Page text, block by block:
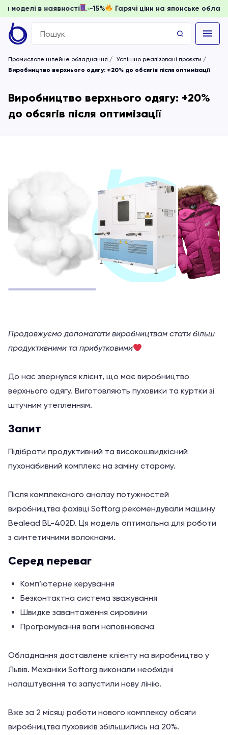
доки моделі в наявності -15% Гарячі ціни на японське
Search
for:
Промислове швейне обладнання
Успішно реалізовані проєкти
Виробництво верхнього одягу: +20% до обсягів після оптимізації
Виробництво верхнього одягу: +20%
до обсягів після оптимізації
Продовжуємо допомагати виробництвам стати більш
продуктивними та прибутковими
До нас звернувся клієнт, що має виробництво
верхнього одягу. Виготовляють пуховики та куртки зі
штучним утепленням.
Запит
Підібрати продуктивний та високошвидкісний
пухонабивний комплекс на заміну старому.
Після комплексного аналізу потужностей
виробництва фахівці Softorg рекомендували машину
Bealead BL-402D. Ця модель оптимальна для роботи
з синтетичними волокнами.
Серед переваг
Комп’ютерне керування
Безконтактна система зважування
Швидке завантаження сировини
Програмування ваги наповнювача
Обладнання доставлене клієнту на виробництво у
Львів. Механіки Softorg виконали необхідні
налаштування та запустили нову лінію.
Вже за 2 місяці роботи нового комплексу обсяги
виробництва пуховиків збільшились на 20%.